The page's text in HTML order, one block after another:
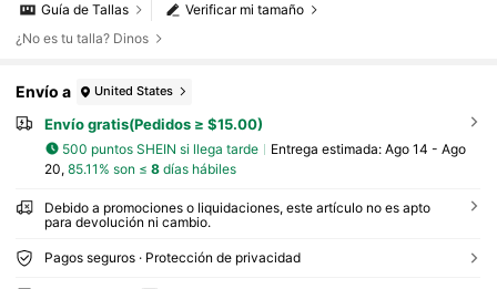
Verificar mi tamaño
Guía de Tallas
¿No es tu talla? Dinos
Envío a United States
Envío gratis(Pedidos ≥ $15.00)
500 puntos SHEIN si llega tarde Entrega estimada: Ago 14 - Ago
20, 85.11% son ≤ 8días hábiles
Debido a promociones o liquidaciones, este artículo no es apto
para devolución ni cambio.
Pagos seguros · Protección de privacidad